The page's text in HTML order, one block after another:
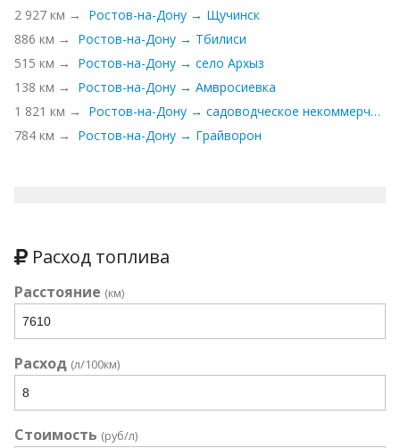
2 927 км →
Ростов-на-Дону → Щучинск
886 км →
Ростов-на-Дону → Тбилиси
515 км →
Ростов-на-Дону → село Архыз
138 км →
Ростов-на-Дону → Амвросиевка
1 821 км →
Ростов-на-Дону → садоводческое некоммерческое партнерство Северная Жемчужина
784 км →
Ростов-на-Дону → Грайворон
Расход топлива
Расстояние (км)
Расход (л/100км)
Стоимость (руб/л)